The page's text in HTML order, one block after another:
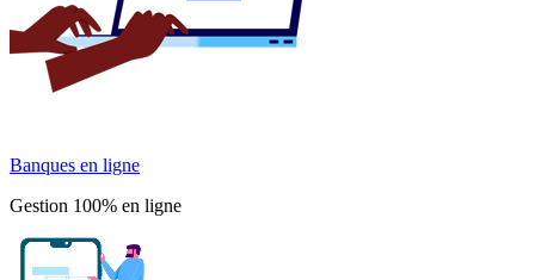
Banques en ligne
Gestion 100% en ligne